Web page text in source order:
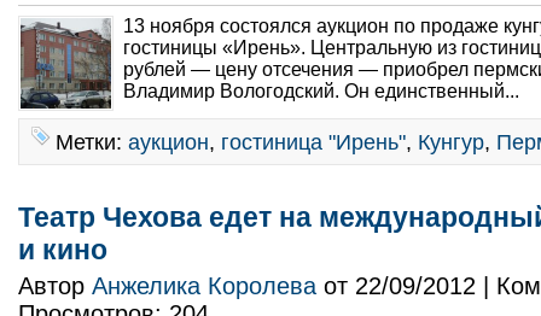
13 ноября состоялся аукцион по продаже
гостиницы «Ирень». Центральную из
рублей — цену отсечения — приобрел
Владимир Вологодский. Он единственный...
Метки: аукцион, гостиница "Ирень", Кунгур,
Театр Чехова едет на
и кино
Автор Анжелика Королева от 22/09/2012 |